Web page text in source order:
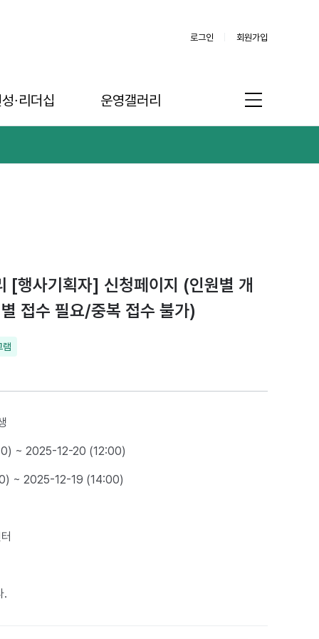
로그인 회원가입
∙리더십 운영갤러리
[행사기획자] 신청페이지 (인원별 개
접수 필요/중복 접수 불가)
램
~ 2025-12-20 (12:00)
~ 2025-12-19 (14:00)
.